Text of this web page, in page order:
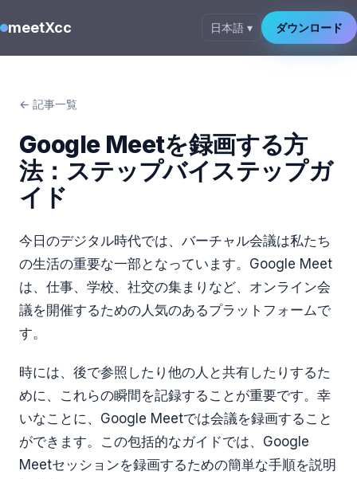
meetXcc 日本語 ▾ ダウンロード
← 記事一覧
Google Meetを録画する方
法：ステップバイステップガ
イド
今日のデジタル時代では、バーチャル会議は私たち
の生活の重要な一部となっています。Google Meet
は、仕事、学校、社交の集まりなど、オンライン会
議を開催するための人気のあるプラットフォームで
す。
時には、後で参照したり他の人と共有したりするた
めに、これらの瞬間を記録することが重要です。幸
いなことに、Google Meetでは会議を録画すること
ができます。この包括的なガイドでは、Google
Meetセッションを録画するための簡単な手順を説明